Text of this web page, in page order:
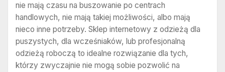
nie mają czasu na buszowanie po centrach
handlowych, nie mają takiej możliwości, albo mają
nieco inne potrzeby. Sklep internetowy z odzieżą dla
puszystych, dla wcześniaków, lub profesjonalną
odzieżą roboczą to idealne rozwiązanie dla tych,
którzy zwyczajnie nie mogą sobie pozwolić na